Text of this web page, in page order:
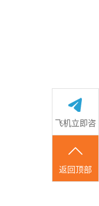
飞机立即咨
询
返回顶部